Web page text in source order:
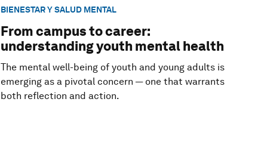
BIENESTAR Y SALUD MENTAL
From campus to career:
understanding youth mental health
The mental well-being of youth and young adults is
emerging as a pivotal concern — one that warrants
both reflection and action.